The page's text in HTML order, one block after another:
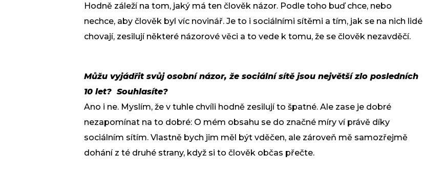
Hodně záleží na tom, jaký má ten člověk názor. Podle toho buď chce, nebo
nechce, aby člověk byl víc novinář. Je to i sociálními sítěmi a tím, jak se na nich lidé
chovají, zesilují některé názorové věci a to vede k tomu, že se člověk nezavděčí.
Můžu vyjádřit svůj osobní názor, že sociální sítě jsou největší zlo posledních
10 let? Souhlasíte?
Ano i ne. Myslím, že v tuhle chvíli hodně zesilují to špatné. Ale zase je dobré
nezapomínat na to dobré: O mém obsahu se do značné míry ví právě díky
sociálním sítím. Vlastně bych jim měl být vděčen, ale zároveň mě samozřejmě
dohání z té druhé strany, když si to člověk občas přečte.